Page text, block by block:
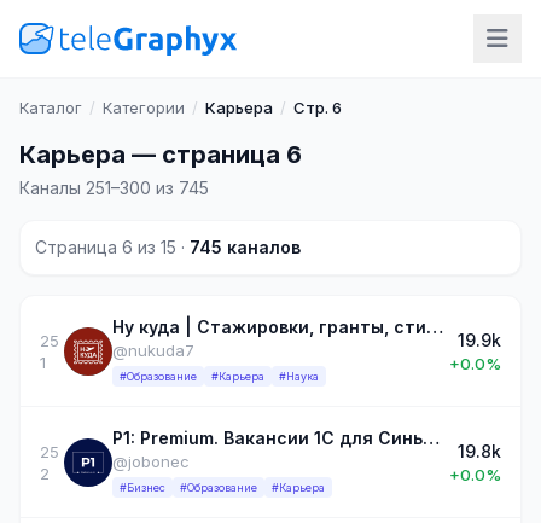
Каталог / Категории / Карьера / Стр. 6
Карьера — страница 6
Каналы 251–300 из 745
Страница 6 из 15 · 745 каналов
25
1
Ну куда | Стажировки, гранты, стипендии
@nukuda7
#Образование #Карьера #Наука
19.9k
+0.0%
25
2
Р1: Premium. Вакансии 1С для Синьоров
@jobonec
#Бизнес #Образование #Карьера
19.8k
+0.0%